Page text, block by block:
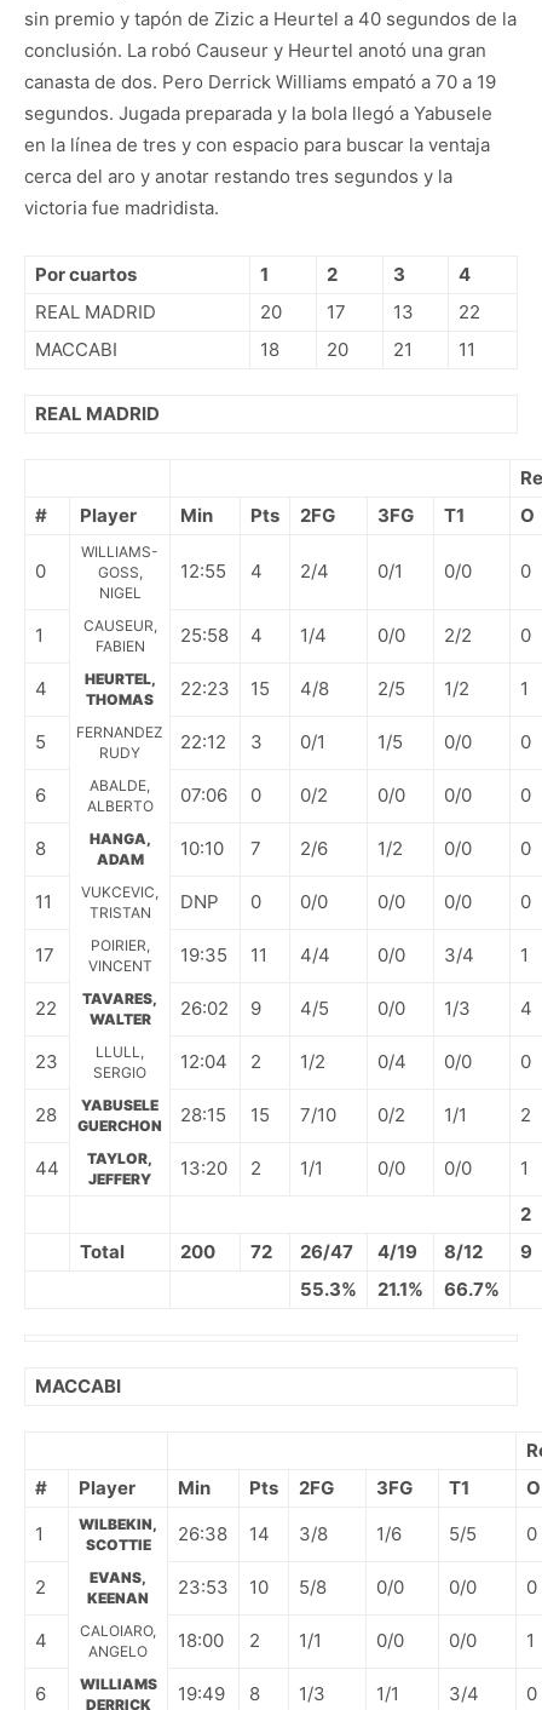
sin premio y tapón de Zizic a Heurtel a 40 segundos de la
conclusión. La robó Causeur y Heurtel anotó una gran
canasta de dos. Pero Derrick Williams empató a 70 a 19
segundos. Jugada preparada y la bola llegó a Yabusele
en la línea de tres y con espacio para buscar la ventaja
cerca del aro y anotar restando tres segundos y la
victoria fue madridista.
Por cuartos 1 2 3
4
REAL MADRID
20 17 13
22
MACCABI
18 20 21 11
REAL MADRID
#
Player Min Pts 2FG 3FG T1 O
0
WILLIAMS-
GOSS,
NIGEL
12:55 4 2/4 0/1 0/0 0
1
CAUSEUR,
FABIEN
25:58 4 1/4 0/0 2/2 0
4
HEURTEL,
THOMAS
22:23 15 4/8 2/5 1/2 1
5
FERNANDEZ
RUDY
22:12 3 0/1 1/5 0/0 0
6
ABALDE,
ALBERTO
07:06 0 0/2 0/0 0/0 0
8
HANGA,
ADAM
10:10 7 2/6 1/2 0/0 0
11
VUKCEVIC,
TRISTAN
DNP 0 0/0 0/0 0/0 0
17
POIRIER,
VINCENT
19:35 11 4/4 0/0 3/4 1
22
TAVARES,
WALTER
26:02 9 4/5 0/0 1/3 4
23
LLULL,
SERGIO
12:04 2 1/2 0/4 0/0 0
28
YABUSELE
GUERCHON
28:15 15 7/10 0/2 1/1 2
44
TAYLOR,
JEFFERY
13:20 2 1/1 0/0 0/0
1
2
Total
200 72 26/47 4/19 8/12
9
55.3%
21.1% 66.7%
MACCABI
#
Player Min Pts 2FG 3FG T1
O
1
WILBEKIN,
SCOTTIE
26:38 14 3/8 1/6 5/5 0
2
EVANS,
KEENAN
23:53 10 5/8 0/0 0/0 0
4
CALOIARO,
ANGELO
18:00 2 1/1 0/0 0/0 1
6
WILLIAMS
DERRICK
19:49 8 1/3 1/1 3/4 0